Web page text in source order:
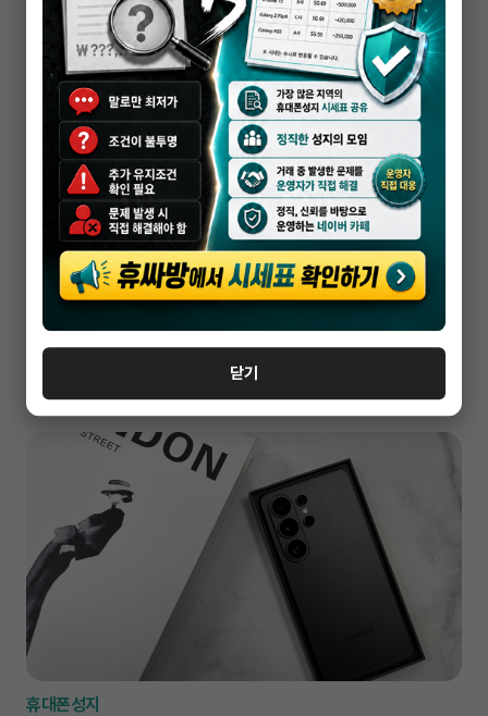
휴대폰성지
파주 휴대폰 성지 방문 전 실구매가 확인하는
법
휴대폰성지
닫기